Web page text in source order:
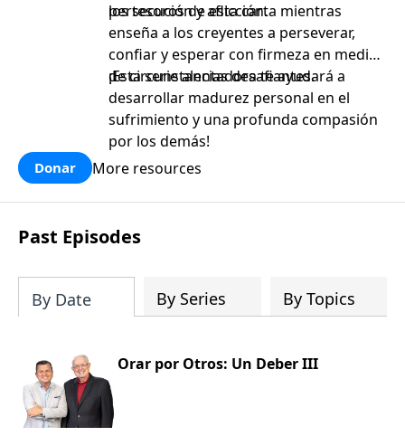
persecución y aflicción.
los tesoros de esta carta mientras
enseña a los creyentes a perseverar,
confiar y esperar con firmeza en medio
de circunstancias desafiantes.
¡Esta serie alentadora te ayudará a
desarrollar madurez personal en el
sufrimiento y una profunda compasión
por los demás!
Donar More resources
Past Episodes
By Date By Series By Topics
Orar por Otros: Un Deber III